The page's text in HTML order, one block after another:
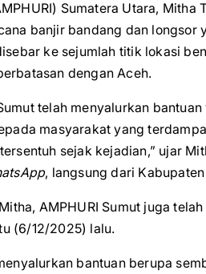
Sumatera Utara, Mitha
banjir bandang dan
ke sejumlah titik lokasi
dengan Aceh.
telah menyalurkan
masyarakat yang
sejak kejadian,” ujar
, langsung dari
AMPHURI Sumut juga
(6/12/2025) lalu.
bantuan berupa